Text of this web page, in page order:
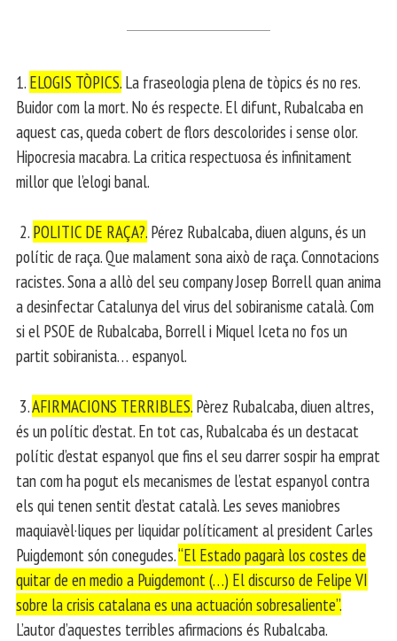
1. ELOGIS TÒPICS. La fraseologia plena de tòpics és no res.
Buidor com la mort. No és respecte. El difunt, Rubalcaba en
aquest cas, queda cobert de flors descolorides i sense olor.
Hipocresia macabra. La critica respectuosa és infinitament
millor que l’elogi banal.
2. POLITIC DE RAÇA?. Pérez Rubalcaba, diuen alguns, és un
polític de raça. Que malament sona això de raça. Connotacions
racistes. Sona a allò del seu company Josep Borrell quan anima
a desinfectar Catalunya del virus del sobiranisme català. Com
si el PSOE de Rubalcaba, Borrell i Miquel Iceta no fos un
partit sobiranista… espanyol.
3.AFIRMACIONS TERRIBLES. Pèrez Rubalcaba, diuen altres,
és un polític d’estat. En tot cas, Rubalcaba és un destacat
polític d’estat espanyol que fins el seu darrer sospir ha emprat
tan com ha pogut els mecanismes de l’estat espanyol contra
els qui tenen sentit d’estat català. Les seves maniobres
maquiavèl·liques per liquidar políticament al president Carles
Puigdemont són conegudes.“El Estado pagarà los costes de
quitar de en medio a Puigdemont (…) El discurso de Felipe VI
sobre la crisis catalana es una actuación sobresaliente”.
L’autor d’aquestes terribles afirmacions és Rubalcaba.